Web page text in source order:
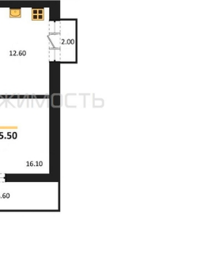
ул., д. 5
м²